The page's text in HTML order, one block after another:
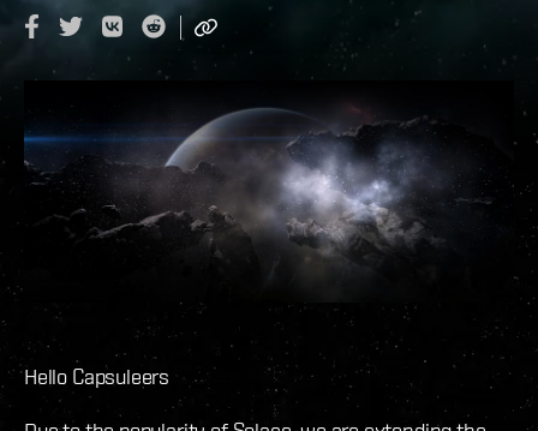
Hello Capsuleers